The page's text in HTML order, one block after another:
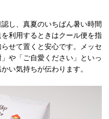
し、真夏のいちばん暑い時間
利用するときはクール便を指
せて置くと安心です。メッセ
や「ご自愛ください」といっ
い気持ちが伝わります。